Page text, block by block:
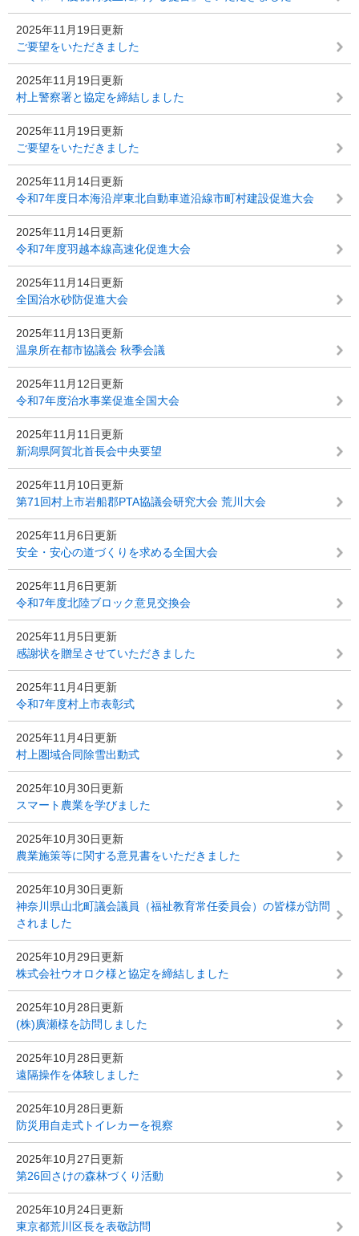
2025年11月19日更新
ご要望をいただきました
2025年11月19日更新
村上警察署と協定を締結しました
2025年11月19日更新
ご要望をいただきました
2025年11月14日更新
令和7年度日本海沿岸東北自動車道沿線市町村建設促進大会
2025年11月14日更新
令和7年度羽越本線高速化促進大会
2025年11月14日更新
全国治水砂防促進大会
2025年11月13日更新
温泉所在都市協議会 秋季会議
2025年11月12日更新
令和7年度治水事業促進全国大会
2025年11月11日更新
新潟県阿賀北首長会中央要望
2025年11月10日更新
第71回村上市岩船郡PTA協議会研究大会 荒川大会
2025年11月6日更新
安全・安心の道づくりを求める全国大会
2025年11月6日更新
令和7年度北陸ブロック意見交換会
2025年11月5日更新
感謝状を贈呈させていただきました
2025年11月4日更新
令和7年度村上市表彰式
2025年11月4日更新
村上圏域合同除雪出動式
2025年10月30日更新
スマート農業を学びました
2025年10月30日更新
農業施策等に関する意見書をいただきました
2025年10月30日更新
神奈川県山北町議会議員（福祉教育常任委員会）の皆様が訪問
されました
2025年10月29日更新
株式会社ウオロク様と協定を締結しました
2025年10月28日更新
(株)廣瀬様を訪問しました
2025年10月28日更新
遠隔操作を体験しました
2025年10月28日更新
防災用自走式トイレカーを視察
2025年10月27日更新
第26回さけの森林づくり活動
2025年10月24日更新
東京都荒川区長を表敬訪問